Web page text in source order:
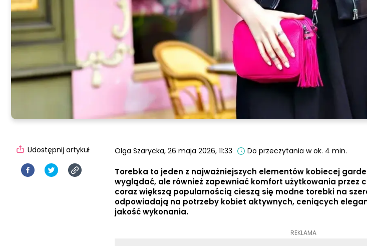
Olga Szarycka, 26 maja 2026, 11:33 Do przeczytania w ok. 4 min.
Torebka to jeden z najważniejszych elementów kobiecej
wyglądać, ale również zapewniać komfort użytkowania przez
coraz większą popularnością cieszą się modne torebki na
odpowiadają na potrzeby kobiet aktywnych, ceniących
jakość wykonania.
REKLAMA
Udostępnij artykuł